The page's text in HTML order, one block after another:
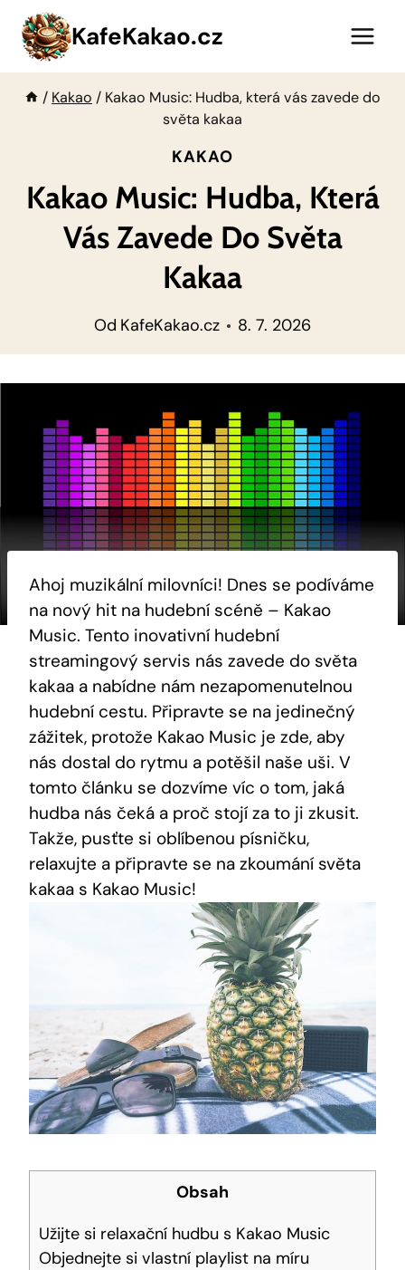
Přeskočit
obsah
KafeKakao.cz
/ Kakao / Kakao Music: Hudba, která vás zavede do
světa kakaa
KAKAO
Kakao Music: Hudba, Která
Vás Zavede Do Světa
Kakaa
Od KafeKakao.cz 8. 7. 2026
Ahoj muzikální milovníci! Dnes se podíváme
na nový hit ‌na hudební scéně – Kakao
Music. Tento⁢ inovativní hudební
⁤streamingový servis nás⁣ zavede do světa
kakaa‍ a‌ nabídne nám nezapomenutelnou
hudební ⁣cestu.​ Připravte se na jedinečný
zážitek, protože Kakao⁤ Music je zde, aby
nás dostal do rytmu a potěšil‍ naše⁢ uši. V‍
tomto článku se dozvíme víc o tom, jaká
hudba nás čeká a proč stojí za to ​ji zkusit.
Takže, pusťte si oblíbenou písničku,
relaxujte a připravte se na zkoumání světa
kakaa s Kakao Music!
Obsah
Užijte si relaxační hudbu s Kakao Music
Objednejte si vlastní playlist na míru